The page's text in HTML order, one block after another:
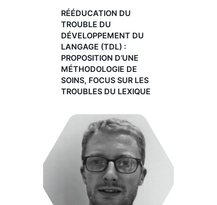
RÉÉDUCATION DU
TROUBLE DU
DÉVELOPPEMENT DU
LANGAGE (TDL) :
PROPOSITION D’UNE
MÉTHODOLOGIE DE
SOINS, FOCUS SUR LES
TROUBLES DU LEXIQUE